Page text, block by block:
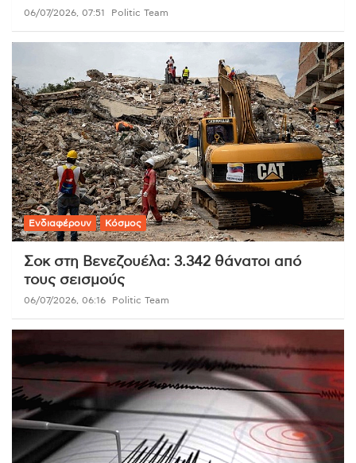
06/07/2026, 07:51 Politic Team
Ενδιαφέρουν Κόσμος
Σοκ στη Βενεζουέλα: 3.342 θάνατοι από
τους σεισμούς
06/07/2026, 06:16 Politic Team